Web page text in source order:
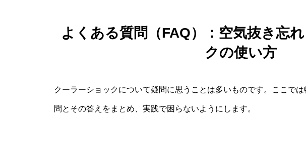
よくある質問（FAQ）：空気抜き忘
クの使い方
クーラーショックについて疑問に思うことは多いものです。ここで
問とその答えをまとめ、実践で困らないようにします。